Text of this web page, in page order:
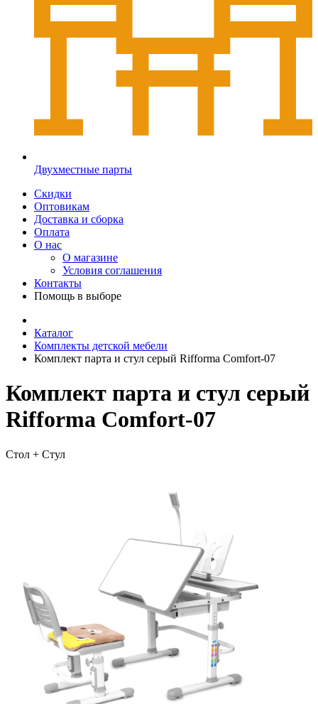
Двухместные парты
Скидки
Оптовикам
Доставка и сборка
Оплата
О нас
О магазине
Условия соглашения
Контакты
Помощь в выборе
Каталог
Комплекты детской мебели
Комплект парта и стул серый Rifforma Comfort-07
Комплект парта и стул серый
Rifforma Comfort-07
Стол + Стул